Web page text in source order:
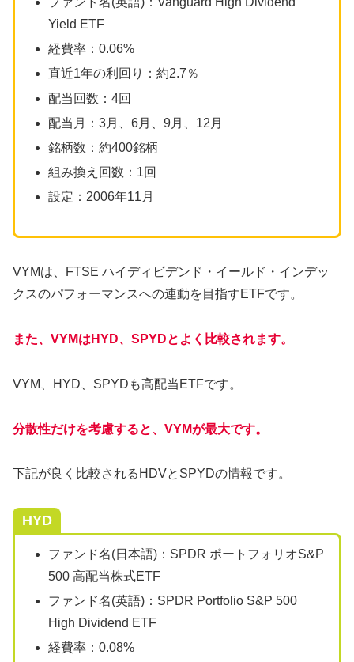
Yield ETF
経費率：0.06%
直近1年の利回り：約2.7％
配当回数：4回
配当月：3月、6月、9月、12月
銘柄数：約400銘柄
組み換え回数：1回
設定：2006年11月
VYMは、FTSE ハイディビデンド・イールド・インデッ
クスのパフォーマンスへの連動を目指すETFです。
また、VYMはHYD、SPYDとよく比較されます。
VYM、HYD、SPYDも高配当ETFです。
分散性だけを考慮すると、VYMが最大です。
下記が良く比較されるHDVとSPYDの情報です。
HYD
ファンド名(日本語)：SPDR ポートフォリオS&P
500 高配当株式ETF
ファンド名(英語)：SPDR Portfolio S&P 500
High Dividend ETF
経費率：0.08%